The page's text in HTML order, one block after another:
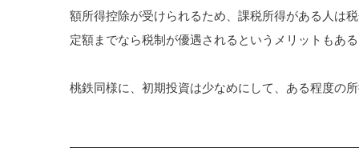
額所得控除が受けられるため、課税所得がある人は
定額までなら税制が優遇されるというメリットもあ
桃鉄同様に、初期投資は少なめにして、ある程度の